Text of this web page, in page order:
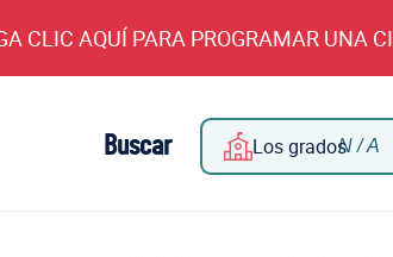
CLIC AQUÍ PARA PROGRAMAR UNA
Buscar Los grados